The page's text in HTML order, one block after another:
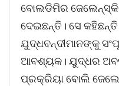
ବୋଲଡିମିର
ଦେଇଛନ୍ତି। ସେ
ଯୁଦ୍ଧବନ୍ଦୀମାନଙ୍କୁ
ଆବଶ୍ୟକ। ଯୁଦ୍ଧର
ପ୍ରକ୍ରିୟା ବୋଲି